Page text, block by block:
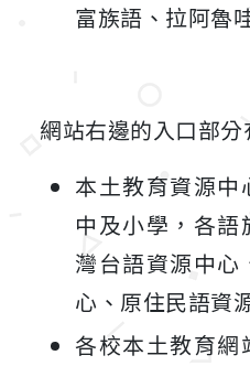
富族語、拉阿魯
網站右邊的入口部分
本土教育資源
中及小學，各
灣台語資源中心
心、原住民語資
各校本土教育網